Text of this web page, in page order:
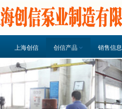
上海创信 创信产品 销售信息